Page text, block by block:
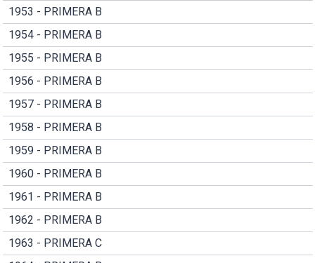
1953 - PRIMERA B
1954 - PRIMERA B
1955 - PRIMERA B
1956 - PRIMERA B
1957 - PRIMERA B
1958 - PRIMERA B
1959 - PRIMERA B
1960 - PRIMERA B
1961 - PRIMERA B
1962 - PRIMERA B
1963 - PRIMERA C